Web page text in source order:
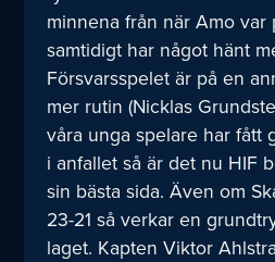
minnena från när Amo var
samtidigt har något hänt
Försvarsspelet är på en
mer rutin (Nicklas
våra unga spelare har fått
i anfallet så är det nu HIF
sin bästa sida. Även om
23-21 så verkar en
laget. Kapten Viktor